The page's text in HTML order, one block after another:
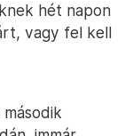
hét napon
vagy fel kell